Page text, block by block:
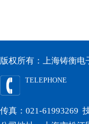
版权所有：上海铸衡电
TELEPHONE
传真：021-61993269